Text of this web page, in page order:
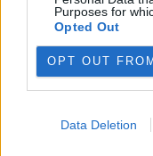
Purposes for
Opted Out
OPT OUT
Data Deletion
energie v
to množství
Odpovědět